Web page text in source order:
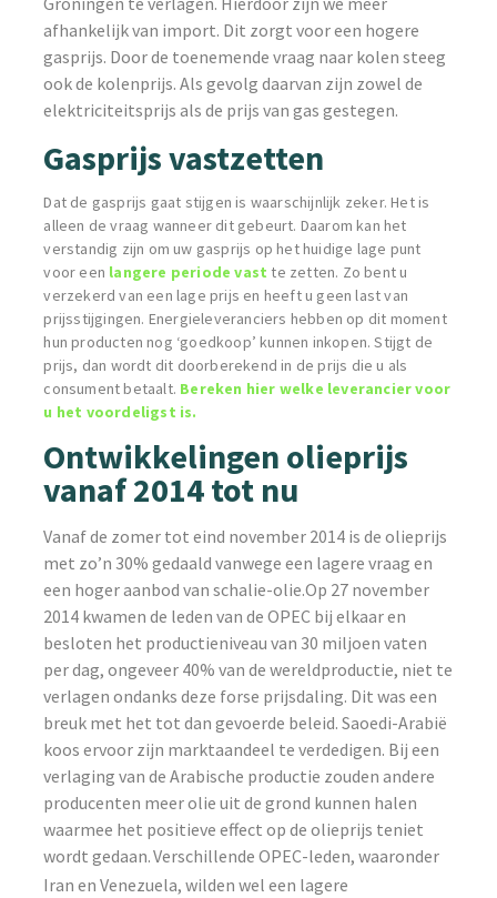
afhankelijk van import. Dit zorgt voor een hogere
gasprijs. Door de toenemende vraag naar kolen steeg
ook de kolenprijs. Als gevolg daarvan zijn zowel de
elektriciteitsprijs als de prijs van gas gestegen.
Gasprijs vastzetten
Dat de gasprijs gaat stijgen is waarschijnlijk zeker. Het is
alleen de vraag wanneer dit gebeurt. Daarom kan het
verstandig zijn om uw gasprijs op het huidige lage punt
voor een langere periode vast te zetten. Zo bent u
verzekerd van een lage prijs en heeft u geen last van
prijsstijgingen. Energieleveranciers hebben op dit moment
hun producten nog ‘goedkoop’ kunnen inkopen. Stijgt de
prijs, dan wordt dit doorberekend in de prijs die u als
consument betaalt. Bereken hier welke leverancier voor
u het voordeligst is.
Ontwikkelingen olieprijs
vanaf 2014 tot nu
Vanaf de zomer tot eind november 2014 is de olieprijs
met zo’n 30% gedaald vanwege een lagere vraag en
een hoger aanbod van schalie-olie.Op 27 november
2014 kwamen de leden van de OPEC bij elkaar en
besloten het productieniveau van 30 miljoen vaten
per dag, ongeveer 40% van de wereldproductie, niet te
verlagen ondanks deze forse prijsdaling. Dit was een
breuk met het tot dan gevoerde beleid. Saoedi-Arabië
koos ervoor zijn marktaandeel te verdedigen. Bij een
verlaging van de Arabische productie zouden andere
producenten meer olie uit de grond kunnen halen
waarmee het positieve effect op de olieprijs teniet
wordt gedaan.Verschillende OPEC-leden, waaronder
Iran en Venezuela, wilden wel een lagere